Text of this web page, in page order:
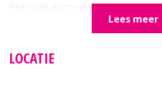
het park aantrekkelijk: geen
ruimte, stilte, lucht en volop
wandelen, fietsen en
De recreatiewoning die wij u
Lees meer
LOCATIE